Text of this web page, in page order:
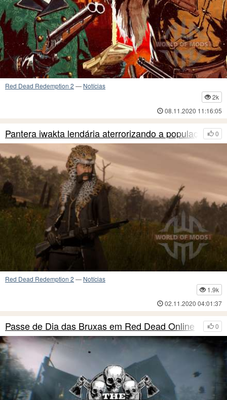
Red Dead Redemption 2 — Notícias
2k
08.11.2020 11:16:05
0
Pantera iwakta lendária aterrorizando a populaçã
Red Dead Redemption 2 — Notícias
1.9k
02.11.2020 04:01:37
0
Passe de Dia das Bruxas em Red Dead Online